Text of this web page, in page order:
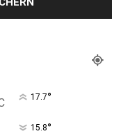
17.7°
15.8°